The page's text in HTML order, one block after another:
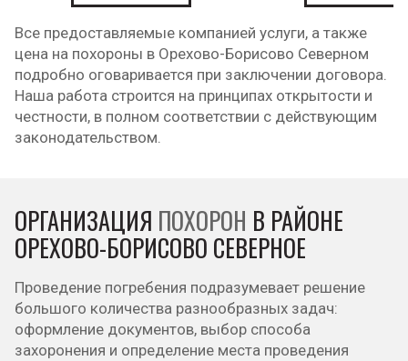
Все предоставляемые компанией услуги, а также
цена на похороны в Орехово-Борисово Северном
подробно оговаривается при заключении договора.
Наша работа строится на принципах открытости и
честности, в полном соответствии с действующим
законодательством.
ОРГАНИЗАЦИЯ ПОХОРОН В РАЙОНЕ
ОРЕХОВО-БОРИСОВО СЕВЕРНОЕ
Проведение погребения подразумевает решение
большого количества разнообразных задач:
оформление документов, выбор способа
захоронения и определение места проведения